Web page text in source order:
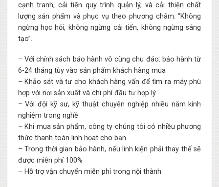
cạnh tranh, cải tiến quy trình quản lý, và cải thiện chất
lượng sản phẩm và phục vụ theo phương châm: “Không
ngừng học hỏi, không ngừng cải tiến, không ngừng sáng
tạo”.
– Với chính sách bảo hành vô cùng chu đáo: bảo hành từ
6-24 tháng tùy vào sản phẩm khách hàng mua
– Khảo sát và tư cho khách hàng vấn để tìm ra máy phù
hợp với nơi sản xuất và chi phí đầu tư hợp lý
– Với đội kỹ sư, kỹ thuật chuyên nghiệp nhiều năm kinh
nghiệm trong nghề
– Khi mua sản phẩm, công ty chúng tôi có nhiều phương
thức thanh toán linh họat cho bạn
– Trong thời gian bảo hành, nếu linh kiện phải thay thế sẽ
được miễn phí 100%
– Hỗ trợ vận chuyển miễn phí trong nội thành